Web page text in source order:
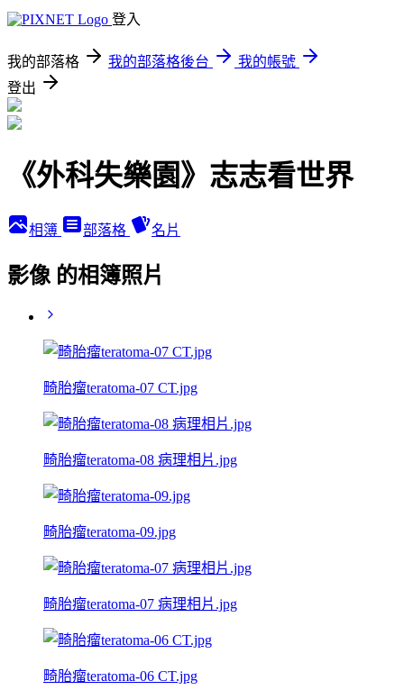
登入
我的部落格 我的部落格後台
我的帳號
登出
《外科失樂園》志志看世界
相簿 部落格 名片
影像 的相簿照片
畸胎瘤teratoma-07 CT.jpg
畸胎瘤teratoma-08 病理相片.jpg
畸胎瘤teratoma-09.jpg
畸胎瘤teratoma-07 病理相片.jpg
畸胎瘤teratoma-06 CT.jpg